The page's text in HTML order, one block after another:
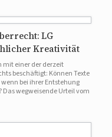
LG
Kreativität
mit einer der derzeit
beschäftigt: Können Texte
bei ihrer Entstehung
wegweisende Urteil vom